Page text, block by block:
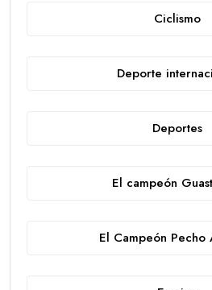
Ciclismo
Deporte
Deportes
El campeón
El Campeón Pecho